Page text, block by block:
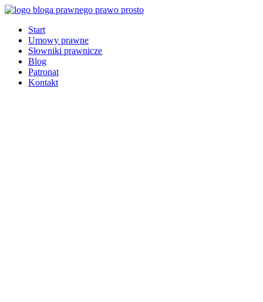
Start
Umowy prawne
Słowniki prawnicze
Blog
Patronat
Kontakt